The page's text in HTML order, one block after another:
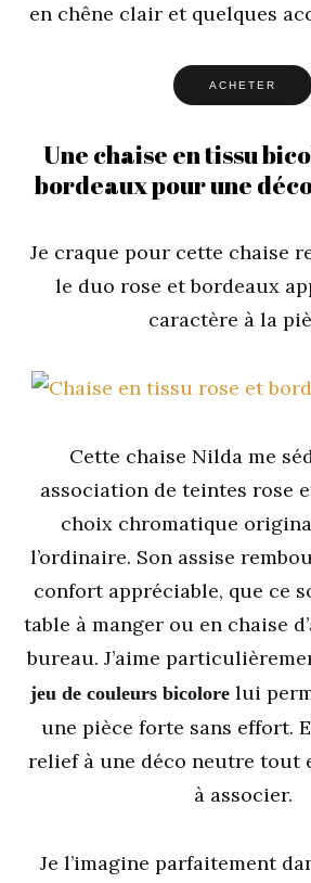
en chêne clair et quelques
ACHETER
Une chaise en tissu
bordeaux pour une
Je craque pour cette chaise
le duo rose et bordeaux
caractère à la
Cette chaise Nilda me
association de teintes rose
choix chromatique
l’ordinaire. Son assise
confort appréciable, que ce
table à manger ou en chaise
bureau. J’aime
jeu de couleurs bicolorelui
une pièce forte sans effort.
relief à une déco neutre tout
à associer.
Je l’imagine parfaitement